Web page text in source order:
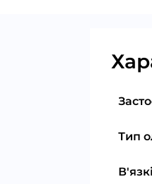
Тип